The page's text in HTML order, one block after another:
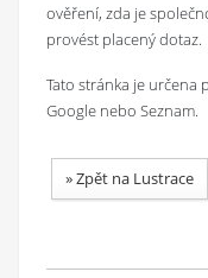
ověření, zda je
provést placený dotaz.
Tato stránka je určena
Google nebo Seznam.
»Zpět na Lustrace